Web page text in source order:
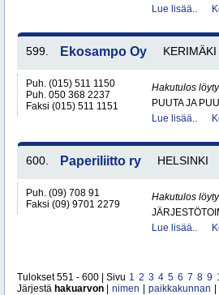
Lue lisää..
599. Ekosampo Oy KERIMÄKI
Puh. (015) 511 1150
Puh. 050 368 2237
Faksi (015) 511 1151
Hakutulos
PUUTA JA
Lue lisää..
600. Paperiliitto ry HELSINKI
Puh. (09) 708 91
Faksi (09) 9701 2279
Hakutulos
Lue lisää..
Tulokset 551 - 600 | Sivu 1 2 3 4 5 6 7 8 9
Järjestä hakuarvon nimen paikkakunnan